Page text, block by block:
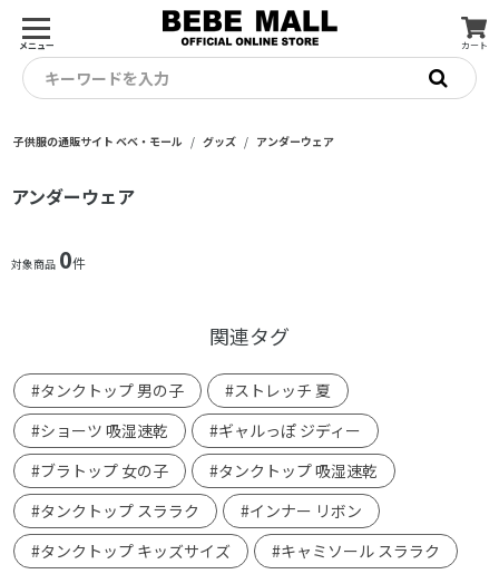
メニュー カート
キーワードを入力
子供服の通販サイト ベベ・モール グッズ アンダーウェア
アンダーウェア
対象商品 0件
関連タグ
#タンクトップ 男の子
#ストレッチ 夏
#ショーツ 吸湿速乾
#ギャルっぽ ジディー
#ブラトップ 女の子
#タンクトップ 吸湿速乾
#タンクトップ スララク
#インナー リボン
#タンクトップ キッズサイズ
#キャミソール スララク